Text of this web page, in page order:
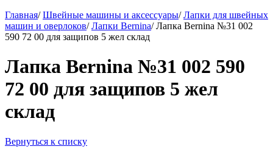
Главная/ Швейные машины и аксессуары/ Лапки для швейных
машин и оверлоков/ Лапки Bernina/ Лапка Bernina №31 002
590 72 00 для защипов 5 жел склад
Лапка Bernina №31 002 590
72 00 для защипов 5 жел
склад
Вернуться к списку